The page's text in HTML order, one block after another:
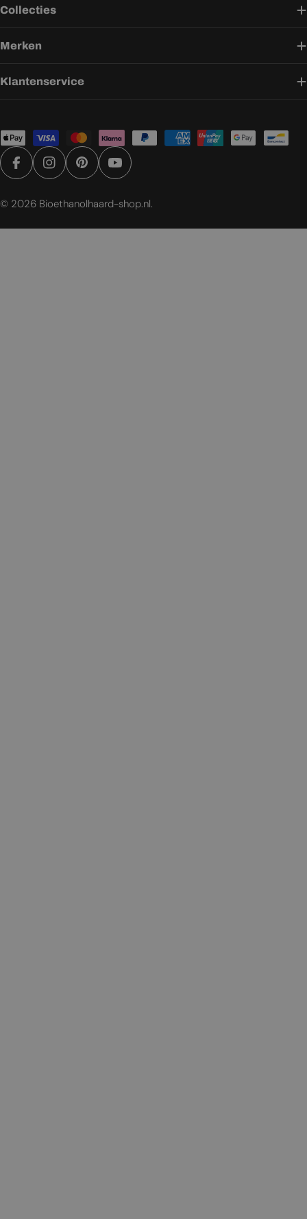
Collecties
Merken
Klantenservice
Betaalmethoden
FacebookInstagramPinterestYouTube
© 2026 Bioethanolhaard-shop.nl.